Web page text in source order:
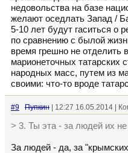
недовольства на базе
желают оседлать Запад /
5-10 лет будут гаситься о
по сравнению с былой
время грешно не отделить
марионеточных татарских
народных масс, путем из
своими: что-то вроде
#9 Пупкин | 12:27 16.05.2014 |
> 3. Ты эта - за людей их
За людей - да, за "крымских